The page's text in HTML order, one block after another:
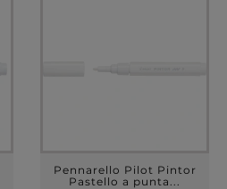
Pennarello Pilot Pintor
Pastello a punta...